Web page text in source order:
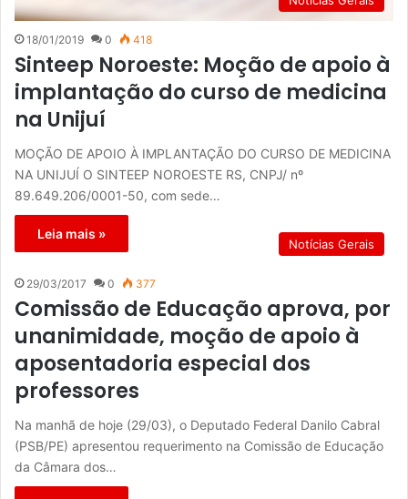
18/01/2019 0 418
Sinteep Noroeste: Moção de apoio à
implantação do curso de medicina
na Unijuí
MOÇÃO DE APOIO À IMPLANTAÇÃO DO CURSO DE MEDICINA
NA UNIJUÍ O SINTEEP NOROESTE RS, CNPJ/ nº
89.649.206/0001-50, com sede…
Leia mais »
Notícias Gerais
29/03/2017 0 377
Comissão de Educação aprova, por
unanimidade, moção de apoio à
aposentadoria especial dos
professores
Na manhã de hoje (29/03), o Deputado Federal Danilo Cabral
(PSB/PE) apresentou requerimento na Comissão de Educação
da Câmara dos…